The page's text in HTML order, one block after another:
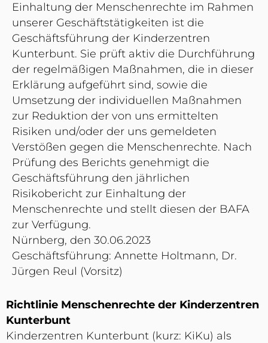
Einhaltung der Menschenrechte im Rahmen
unserer Geschäftstätigkeiten ist die
Geschäftsführung der Kinderzentren
Kunterbunt. Sie prüft aktiv die Durchführung
der regelmäßigen Maßnahmen, die in dieser
Erklärung aufgeführt sind, sowie die
Umsetzung der individuellen Maßnahmen
zur Reduktion der von uns ermittelten
Risiken und/oder der uns gemeldeten
Verstößen gegen die Menschenrechte. Nach
Prüfung des Berichts genehmigt die
Geschäftsführung den jährlichen
Risikobericht zur Einhaltung der
Menschenrechte und stellt diesen der BAFA
zur Verfügung.
Nürnberg, den 30.06.2023
Geschäftsführung: Annette Holtmann, Dr.
Jürgen Reul (Vorsitz)
Richtlinie Menschenrechte der Kinderzentren
Kunterbunt
Kinderzentren Kunterbunt (kurz: KiKu) als